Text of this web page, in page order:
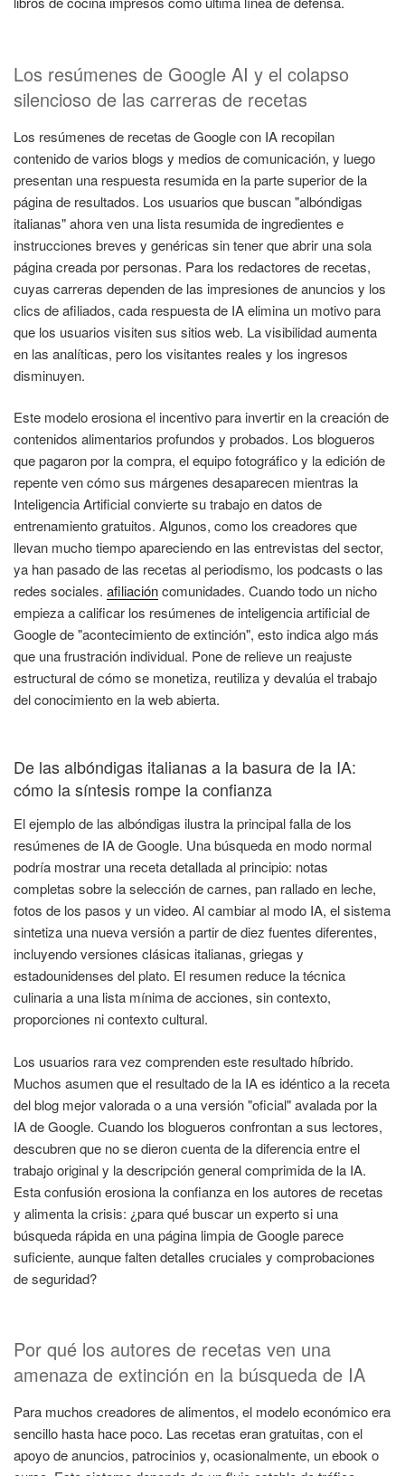
Los resúmenes de Google AI y el colapso
silencioso de las carreras de recetas
Los resúmenes de recetas de Google con IA recopilan
contenido de varios blogs y medios de comunicación, y luego
presentan una respuesta resumida en la parte superior de la
página de resultados. Los usuarios que buscan "albóndigas
italianas" ahora ven una lista resumida de ingredientes e
instrucciones breves y genéricas sin tener que abrir una sola
página creada por personas. Para los redactores de recetas,
cuyas carreras dependen de las impresiones de anuncios y los
clics de afiliados, cada respuesta de IA elimina un motivo para
que los usuarios visiten sus sitios web. La visibilidad aumenta
en las analíticas, pero los visitantes reales y los ingresos
disminuyen.
Este modelo erosiona el incentivo para invertir en la creación de
contenidos alimentarios profundos y probados. Los blogueros
que pagaron por la compra, el equipo fotográfico y la edición de
repente ven cómo sus márgenes desaparecen mientras la
Inteligencia Artificial convierte su trabajo en datos de
entrenamiento gratuitos. Algunos, como los creadores que
llevan mucho tiempo apareciendo en las entrevistas del sector,
ya han pasado de las recetas al periodismo, los podcasts o las
redes sociales. afiliacióncomunidades. Cuando todo un nicho
empieza a calificar los resúmenes de inteligencia artificial de
Google de "acontecimiento de extinción", esto indica algo más
que una frustración individual. Pone de relieve un reajuste
estructural de cómo se monetiza, reutiliza y devalúa el trabajo
del conocimiento en la web abierta.
De las albóndigas italianas a la basura de la IA:
cómo la síntesis rompe la confianza
El ejemplo de las albóndigas ilustra la principal falla de los
resúmenes de IA de Google. Una búsqueda en modo normal
podría mostrar una receta detallada al principio: notas
completas sobre la selección de carnes, pan rallado en leche,
fotos de los pasos y un video. Al cambiar al modo IA, el sistema
sintetiza una nueva versión a partir de diez fuentes diferentes,
incluyendo versiones clásicas italianas, griegas y
estadounidenses del plato. El resumen reduce la técnica
culinaria a una lista mínima de acciones, sin contexto,
proporciones ni contexto cultural.
Los usuarios rara vez comprenden este resultado híbrido.
Muchos asumen que el resultado de la IA es idéntico a la receta
del blog mejor valorada o a una versión "oficial" avalada por la
IA de Google. Cuando los blogueros confrontan a sus lectores,
descubren que no se dieron cuenta de la diferencia entre el
trabajo original y la descripción general comprimida de la IA.
Esta confusión erosiona la confianza en los autores de recetas
y alimenta la crisis: ¿para qué buscar un experto si una
búsqueda rápida en una página limpia de Google parece
suficiente, aunque falten detalles cruciales y comprobaciones
de seguridad?
Por qué los autores de recetas ven una
amenaza de extinción en la búsqueda de IA
Para muchos creadores de alimentos, el modelo económico era
sencillo hasta hace poco. Las recetas eran gratuitas, con el
apoyo de anuncios, patrocinios y, ocasionalmente, un ebook o